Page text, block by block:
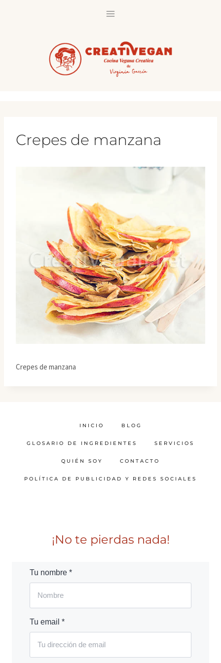
Crepes de manzana
Crepes de manzana
INICIO BLOG
GLOSARIO DE INGREDIENTES SERVICIOS
QUIÉN SOY CONTACTO
POLÍTICA DE PUBLICIDAD Y REDES SOCIALES
¡No te pierdas nada!
Tu nombre *
Tu email *